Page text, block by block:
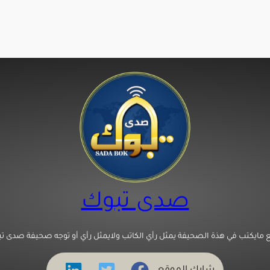
صدى تبوك
مايكتب في هذة الصحيفة يمثل رأي الكاتب ولايمثل رأي أو توجه صحيفة صدى